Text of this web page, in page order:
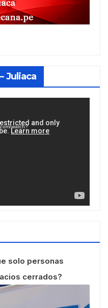
Juliaca
watch?
solo personas
cerrados?